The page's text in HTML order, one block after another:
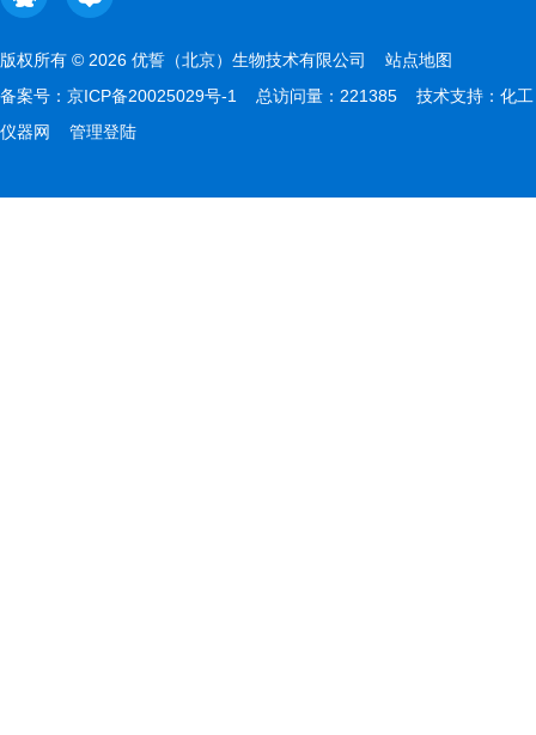
版权所有 © 2026 优誓（北京）生物技术有限公司 站点地图
备案号： 京ICP备20025029号-1 总访问量：221385 技术支持： 化工
仪器网
管理登陆